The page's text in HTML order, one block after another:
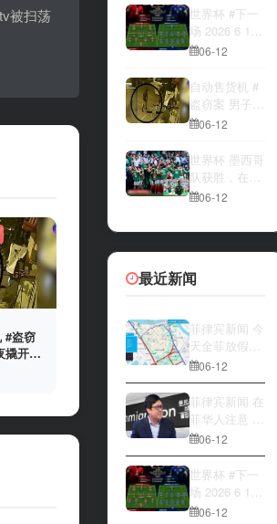
被扫荡
#盗窃
撬开自
比
而空
上门敲诈案
件，已有多人
举报中招
世界杯 #下一
场 2026 6 12
15:00整 加拿
量 究竟胜利的
天平会倾向哪
一方，是加拿
大借助主场优
势笑到最后，
还是波黑上演
逆袭好戏？让
我们拭目以
06-12
自动售货机 #
盗窃案 男子深
夜撬开自动售
索硬币被一扫
而空
06-12
世界杯 墨西哥
队获胜，在首
场比赛中击败
06-12
最近新闻
菲律宾新闻 今
天全菲放假‼️
马尼拉多地封
路
06-12
菲律宾新闻 在
菲华人注意 近
期出现假冒移
民局执法人员
上门敲诈案
件，已有多人
举报中招
06-12
世界杯 #下一
场 2026 6 12
15:00整 加拿
06-12